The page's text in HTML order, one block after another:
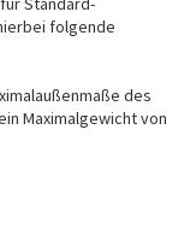
folgende
des
Maximalgewicht von